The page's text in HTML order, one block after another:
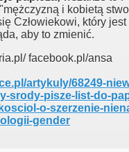
i kobietą
Człowiekowi, który
aby to zmienić.
facebook.pl/ansa
artykuly/68249-
srody-pisze-list-do-
o-szerzenie-
gender